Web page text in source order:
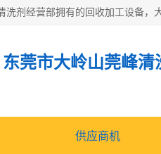
东莞市大岭山莞峰清
供应商机